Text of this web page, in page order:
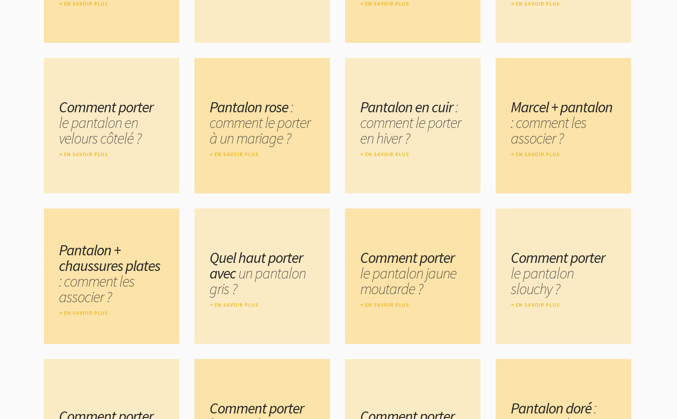
EN SAVOIR PLUS EN SAVOIR PLUS EN SAVOIR PLUS
Comment porter
le pantalon en
velours côtelé ?
EN SAVOIR PLUS
Pantalon rose:
comment le porter
à un mariage ?
EN SAVOIR PLUS
Pantalon en cuir:
comment le porter
en hiver ?
EN SAVOIR PLUS
Marcel + pantalon
: comment les
associer ?
EN SAVOIR PLUS
Pantalon +
chaussures plates
: comment les
associer ?
EN SAVOIR PLUS
Quel haut porter
avecun pantalon
gris ?
EN SAVOIR PLUS
Comment porter
le pantalon jaune
moutarde ?
EN SAVOIR PLUS
Comment porter
le pantalon
slouchy ?
EN SAVOIR PLUS
Comment porter
Pantalon doré: